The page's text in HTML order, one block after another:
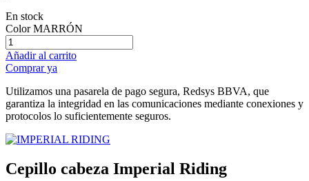
En stock
Color MARRÓN
Añadir al carrito
Comprar ya
Utilizamos una pasarela de pago segura, Redsys BBVA, que
garantiza la integridad en las comunicaciones mediante conexiones y
protocolos lo suficientemente seguros.
Cepillo cabeza Imperial Riding